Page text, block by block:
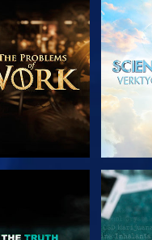
UTFORSKA
SERIEN